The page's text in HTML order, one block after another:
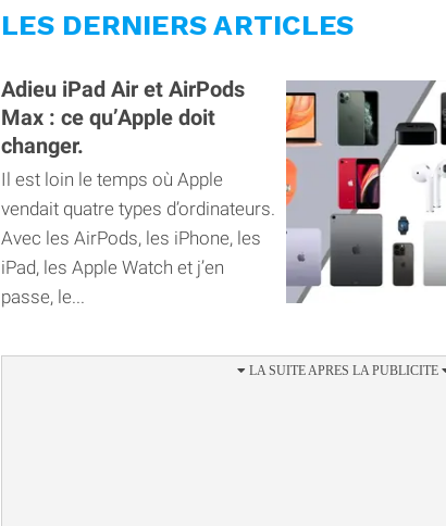
LES DERNIERS ARTICLES
Adieu iPad Air et AirPods
Max : ce qu’Apple doit
changer.
Il est loin le temps où Apple
vendait quatre types d’ordinateurs.
Avec les AirPods, les iPhone, les
iPad, les Apple Watch et j’en
passe, le...